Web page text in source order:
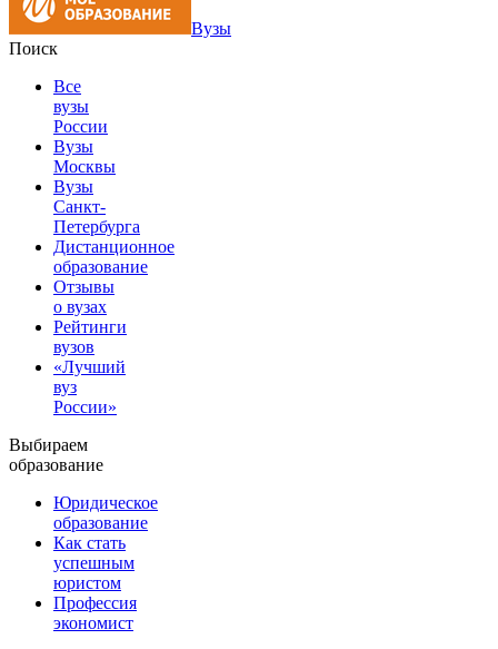
Вузы
Поиск
Все
вузы
России
Вузы
Москвы
Вузы
Санкт-
Петербурга
Дистанционное
образование
Отзывы
о вузах
Рейтинги
вузов
«Лучший
вуз
России»
Выбираем
образование
Юридическое
образование
Как стать
успешным
юристом
Профессия
экономист